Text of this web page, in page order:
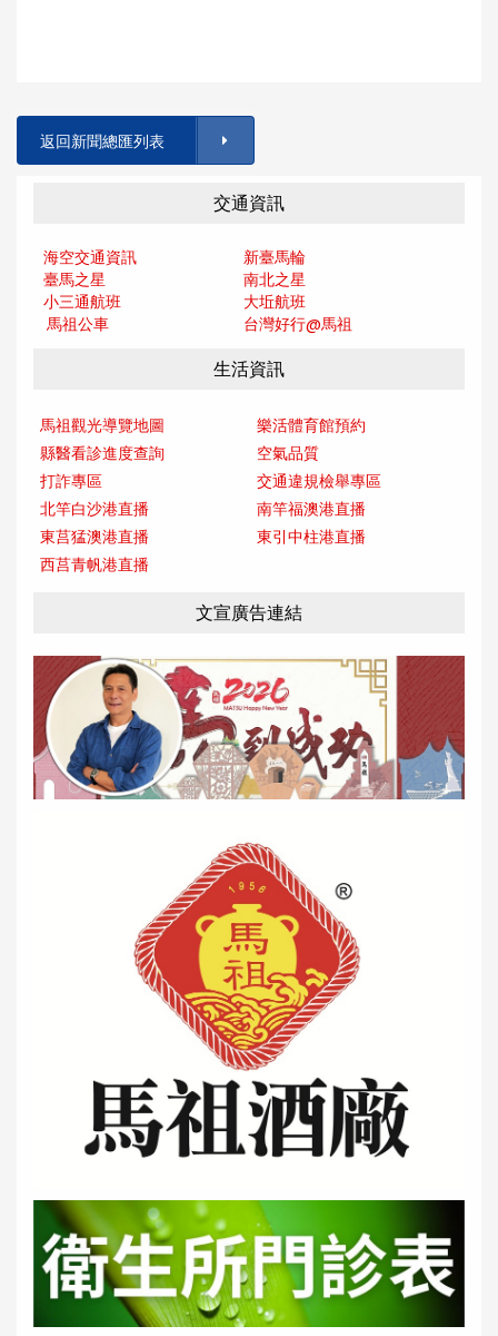
返回新聞總匯列表
交通資訊
海空交通資訊
新臺馬輪
臺馬之星
南北之星
小三通航班
大坵航班
馬祖公車
台灣好行@馬祖
生活資訊
馬祖觀光導覽地圖
樂活體育館預約
縣醫看診進度查詢
空氣品質
打詐專區
交通違規檢舉專區
北竿白沙港直播
南竿福澳港直播
東莒猛澳港直播
東引中柱港直播
西莒青帆港直播
文宣廣告連結